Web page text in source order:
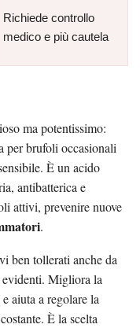
Richiede controllo
medico e più cautela
ma potentissimo:
per brufoli occasionali
È un acido
antibatterica e
attivi, prevenire nuove
.
ben tollerati anche da
Migliora la
aiuta a regolare la
È la scelta